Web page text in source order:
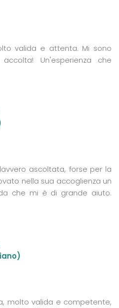
valida e attenta. Mi sono
Un'esperienza che
ascoltata, forse per la
nella sua accoglienza un
che mi è di grande aiuto.
molto valida e competente,